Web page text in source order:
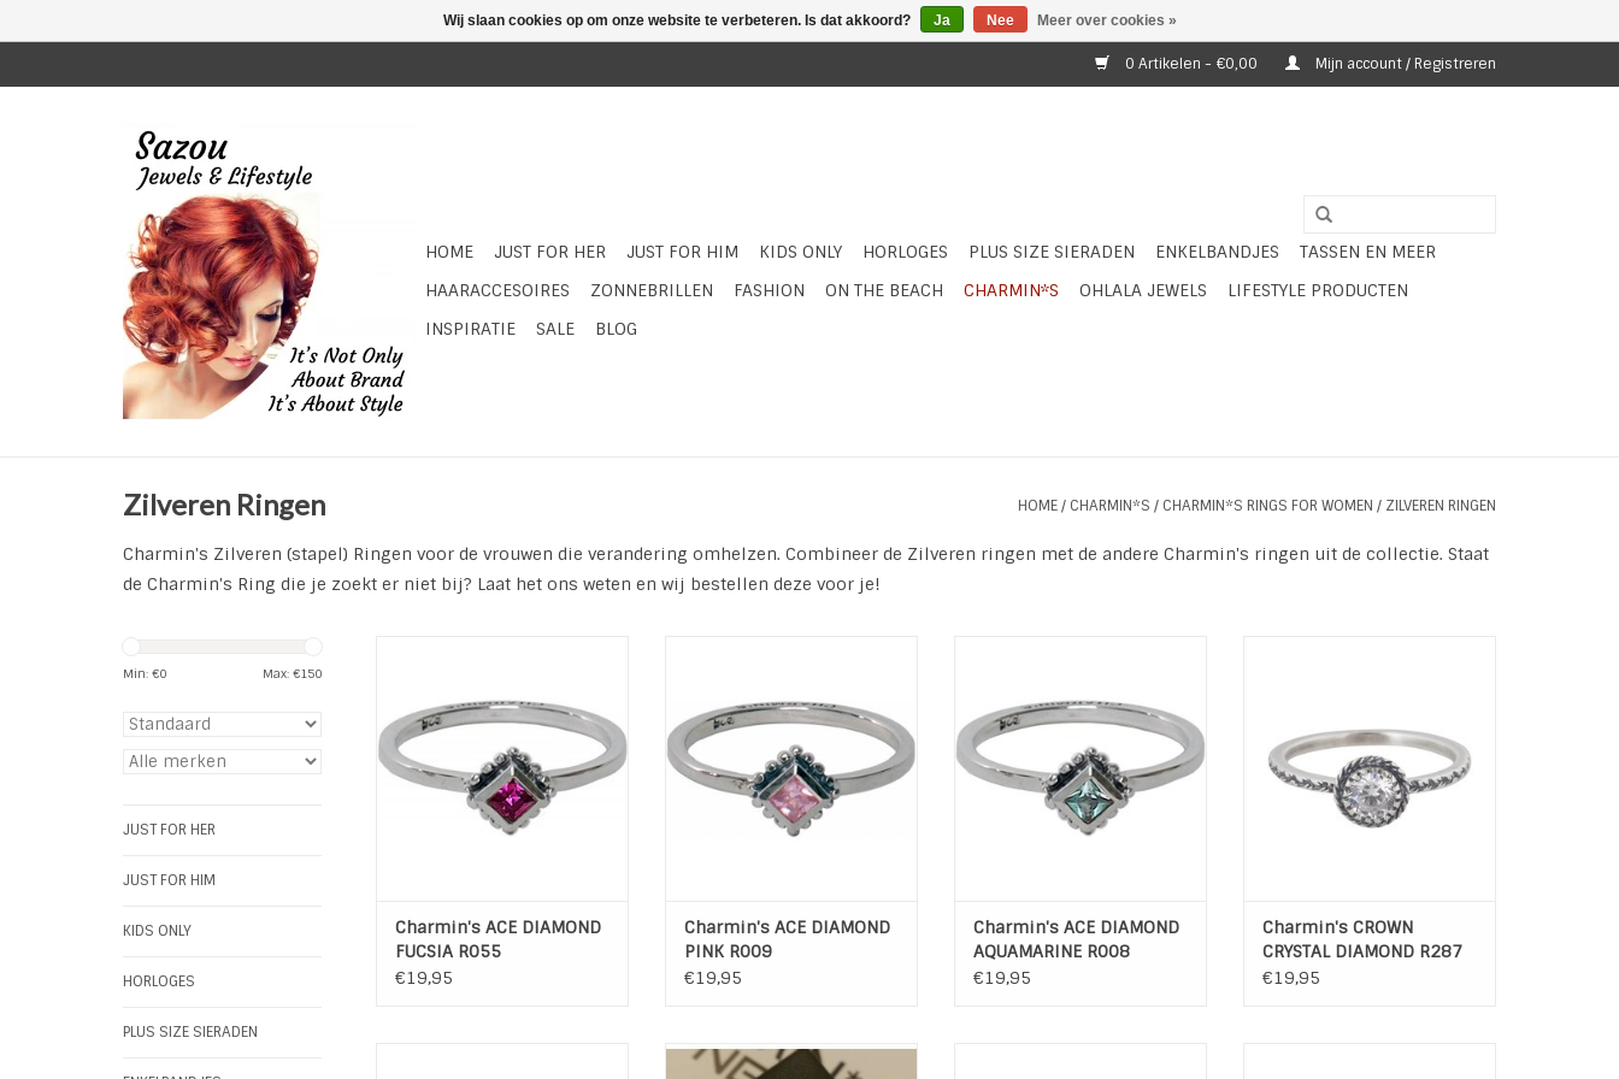
0 Artikelen - €0,00 Mijn account / Registreren
HOME JUST FOR HER JUST FOR HIM KIDS ONLY HORLOGES PLUS SIZE SIERADEN ENKELBANDJES
TASSEN EN MEER
HAARACCESOIRES
ZONNEBRILLEN FASHION ON THE BEACH CHARMIN*S OHLALA JEWELS
LIFESTYLE PRODUCTEN
INSPIRATIE
SALE BLOG
Zilveren Ringen HOME/ CHARMIN*S / CHARMIN*S RINGS FOR WOMEN / ZILVEREN RINGEN
Charmin's Zilveren (stapel) Ringen voor de vrouwen die verandering omhelzen. Combineer de Zilveren ringen met de andere Charmin's ringen uit de collectie. Staat
de Charmin's Ring die je zoekt er niet bij? Laat het ons weten en wij bestellen deze voor je!
Min: €0 Max: €150
JUST FOR HER
JUST FOR HIM
KIDS ONLY
HORLOGES
PLUS SIZE SIERADEN
gemaakt van koper en hebben
een laagje rosé- of geelgoud
met een transparante coating.
De steentjes zijn zirkonia en half
edelstenen.
De parels op de Charmi...
Charmin's ACE DIAMOND
FUCSIA R055
€19,95
gemaakt van koper en hebben
een laagje rosé- of geelgoud
met een transparante coating.
De steentjes zijn zirkonia en half
edelstenen.
De parels op de Charmi...
Charmin's ACE DIAMOND
PINK R009
€19,95
gemaakt van koper en hebben
een laagje rosé- of geelgoud
met een transparante coating.
De steentjes zijn zirkonia en half
edelstenen.
De parels op de Charmi...
Charmin's ACE DIAMOND
AQUAMARINE R008
€19,95
een laagje rosé- of geelgoud
met een transparante coating.
De steentjes zijn zirkonia en half
edelstenen.
Charmin's CROWN
CRYSTAL DIAMOND R287
€19,95
Charmin's Zilveren Ringen set
Wij slaan cookies op om onze website te verbeteren. Is dat akkoord? Ja Nee Meer over cookies »